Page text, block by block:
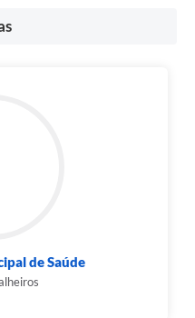
de Saúde